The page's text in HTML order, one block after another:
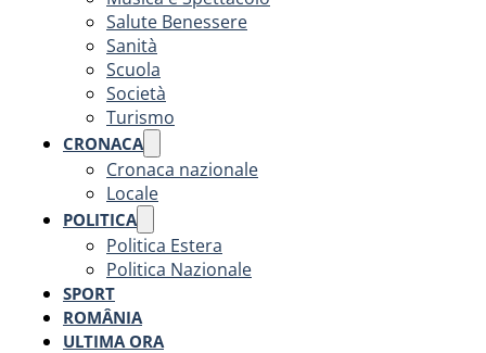
Salute Benessere
Sanità
Scuola
Società
Turismo
CRONACA
Cronaca nazionale
Locale
POLITICA
Politica Estera
Politica Nazionale
SPORT
ROMÂNIA
ULTIMA ORA